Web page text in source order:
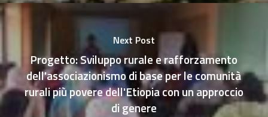
Next Post
Progetto: Sviluppo rurale e rafforzamento
dell'associazionismo di base per le comunità
rurali più povere dell'Etiopia con un approccio
di genere